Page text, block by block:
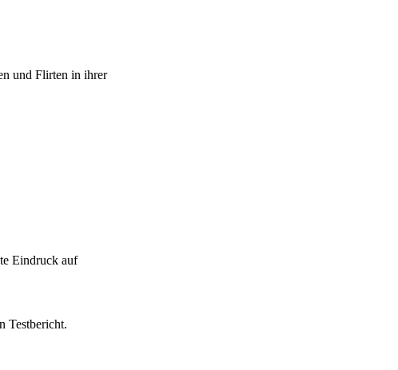
und Flirten in ihrer
Eindruck auf
Testbericht.